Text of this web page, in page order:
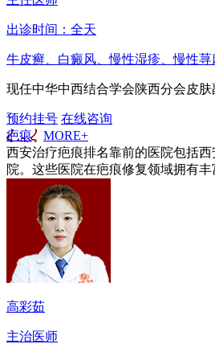
出诊时间：全天
牛皮癣、白癜风、慢性湿疹、慢性
现任中华中西结合学会陕西分会皮
预约挂号 在线咨询
疤痕
MORE+
西安治疗疤痕排名靠前的医院包括
院。这些医院在疤痕修复领域拥有
高彩茹
主治医师